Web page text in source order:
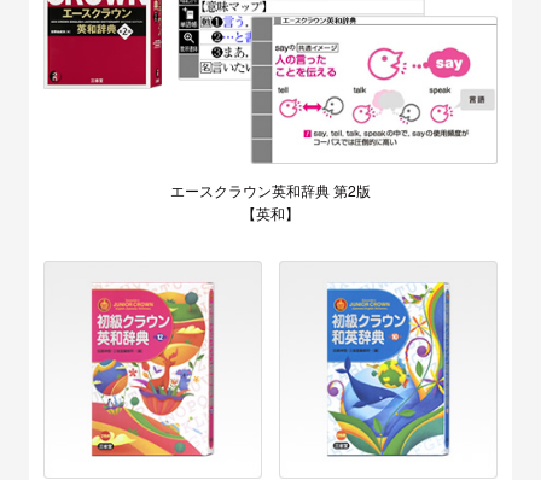
エースクラウン英和辞典 第2版
【英和】